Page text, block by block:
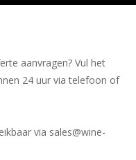
aanvragen? Vul het
24 uur via telefoon of
via sales@wine-